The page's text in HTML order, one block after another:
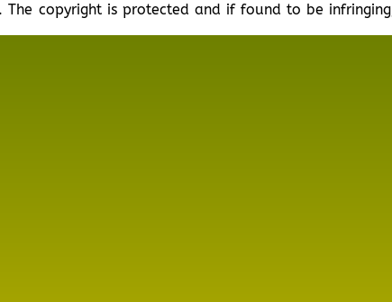
copyright is protected and if found to be